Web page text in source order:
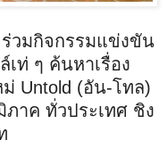
วมกิจกรรมแข่งขัน
เท่ ๆ ค้นหาเรื่อง
Untold (อัน-โทล)
าค ทั่วประเทศ ชิง